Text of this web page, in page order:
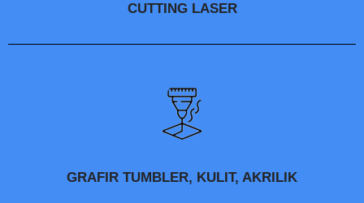
CUTTING LASER
GRAFIR TUMBLER, KULIT, AKRILIK